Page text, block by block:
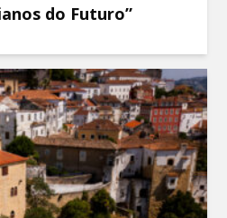
do Futuro”